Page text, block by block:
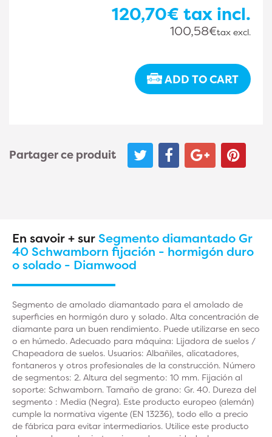
120,70€ tax incl.
100,58€tax excl.
ADD TO CART
Partager ce produit
En savoir + surSegmento diamantado Gr
40 Schwamborn fijación - hormigón duro
o solado - Diamwood
Segmento de amolado diamantado para el amolado de
superficies en hormigón duro y solado. Alta concentración de
diamante para un buen rendimiento. Puede utilizarse en seco
o en húmedo. Adecuado para máquina: Lijadora de suelos /
Chapeadora de suelos. Usuarios: Albañiles, alicatadores,
fontaneros y otros profesionales de la construcción. Número
de segmentos: 2. Altura del segmento: 10 mm. Fijación al
soporte: Schwamborn. Tamaño de grano: Gr. 40. Dureza del
segmento : Media (Negra). Este producto europeo (alemán)
cumple la normativa vigente (EN 13236), todo ello a precio
de fábrica para evitar intermediarios. Utilice este producto